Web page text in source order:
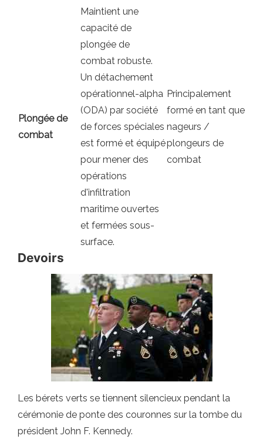
Plongée de
combat
Maintient une
capacité de
plongée de
combat robuste.
Un détachement
opérationnel-alpha
(ODA) par société
de forces spéciales
est formé et équipé
pour mener des
opérations
d'infiltration
maritime ouvertes
et fermées sous-
surface.
Principalement
formé en tant que
nageurs /
plongeurs de
combat
Devoirs
Les bérets verts se tiennent silencieux pendant la
cérémonie de ponte des couronnes sur la tombe du
président John F. Kennedy.